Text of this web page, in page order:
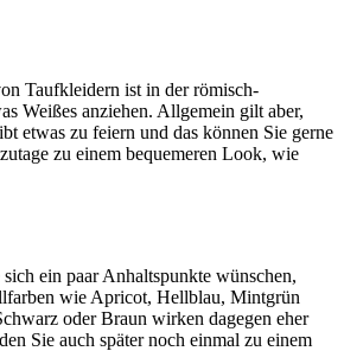
Taufkleidern ist in der römisch-
Weißes anziehen. Allgemein gilt aber,
etwas zu feiern und das können Sie gerne
zu einem bequemeren Look, wie
ein paar Anhaltspunkte wünschen,
wie Apricot, Hellblau, Mintgrün
oder Braun wirken dagegen eher
Sie auch später noch einmal zu einem